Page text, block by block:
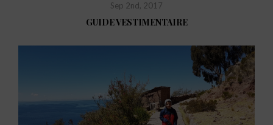
Sep 2nd, 2017
GUIDE VESTIMENTAIRE